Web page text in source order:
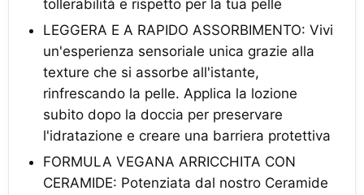
tollerabilità e rispetto per la tua pelle
LEGGERA E A RAPIDO ASSORBIMENTO: Vivi
un'esperienza sensoriale unica grazie alla
texture che si assorbe all'istante,
rinfrescando la pelle. Applica la lozione
subito dopo la doccia per preservare
l'idratazione e creare una barriera protettiva
FORMULA VEGANA ARRICCHITA CON
CERAMIDE: Potenziata dal nostro Ceramide